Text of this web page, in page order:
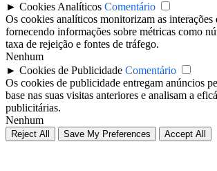
► Cookies Analíticos Comentário
Os cookies analíticos monitorizam as interações
fornecendo informações sobre métricas como
taxa de rejeição e fontes de tráfego.
Nenhum
► Cookies de Publicidade Comentário
Os cookies de publicidade entregam anúncios
base nas suas visitas anteriores e analisam a
publicitárias.
Nenhum
Reject All Save My Preferences Accept All